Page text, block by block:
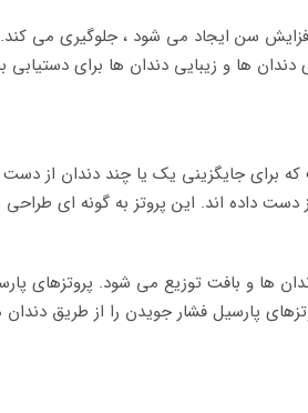
سن ایجاد می شود ، جلوگیری می کند.
دندان ها و زیبایی دندان ها برای
برای جایگزینی یک یا چند دندان از
داده اند. این پروتز به گونه ای
ها و بافت توزیع می شود. پروتزهای
پارسیل فشار جویدن را از طریق